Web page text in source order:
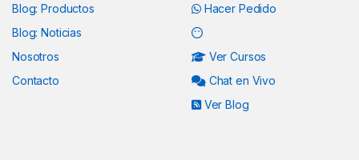
Blog: Productos
Blog: Noticias
Nosotros
Contacto
Hacer Pedido
Ver Cursos
Chat en Vivo
Ver Blog